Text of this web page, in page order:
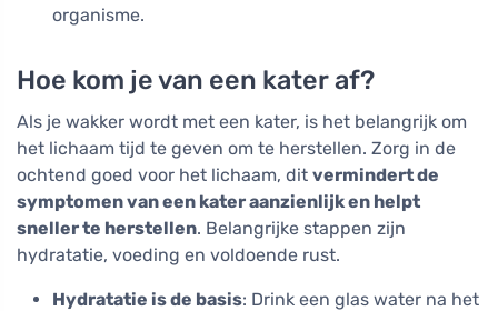
organisme.
Hoe kom je van een kater af?
Als je wakker wordt met een kater, is het belangrijk om
het lichaam tijd te geven om te herstellen. Zorg in de
ochtend goed voor het lichaam, dit vermindert de
symptomen van een kater aanzienlijk en helpt
sneller te herstellen. Belangrijke stappen zijn
hydratatie, voeding en voldoende rust.
Hydratatie is de basis: Drink een glas water na het